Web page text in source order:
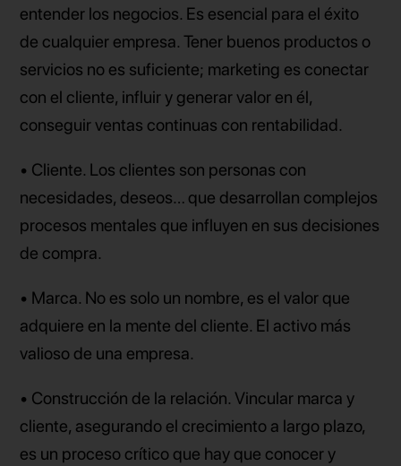
entender los negocios. Es esencial para el éxito
de cualquier empresa. Tener buenos productos o
servicios no es suficiente; marketing es conectar
con el cliente, influir y generar valor en él,
conseguir ventas continuas con rentabilidad.
• Cliente. Los clientes son personas con
necesidades, deseos… que desarrollan complejos
procesos mentales que influyen en sus decisiones
de compra.
• Marca. No es solo un nombre, es el valor que
adquiere en la mente del cliente. El activo más
valioso de una empresa.
• Construcción de la relación. Vincular marca y
cliente, asegurando el crecimiento a largo plazo,
es un proceso crítico que hay que conocer y